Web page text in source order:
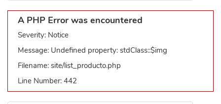
A PHP Error was encountered
Severity: Notice
Message: Undefined property: stdClass::$img
Filename: site/list_producto.php
Line Number: 442